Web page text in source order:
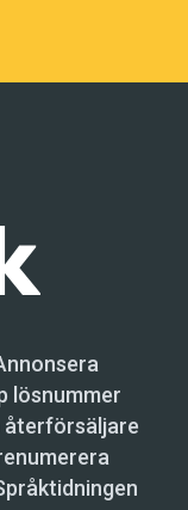
lösnummer
återförsäljare